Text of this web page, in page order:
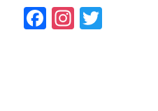
Facebook
Instagram